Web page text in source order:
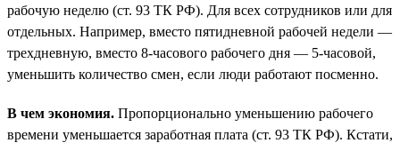
рабочую неделю (ст. 93 ТК РФ). Для всех сотрудников или для
отдельных. Например, вместо пятидневной рабочей недели —
трехдневную, вместо 8-часового рабочего дня — 5-часовой,
уменьшить количество смен, если люди работают посменно.
В чем экономия. Пропорционально уменьшению рабочего
времени уменьшается заработная плата (ст. 93 ТК РФ). Кстати,